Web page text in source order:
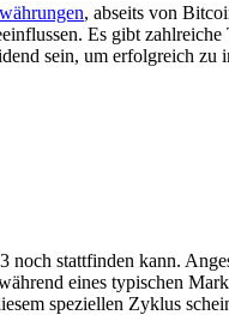
, abseits von
Es gibt
sein, um erfolgreich
stattfinden kann.
eines typischen
speziellen Zyklus